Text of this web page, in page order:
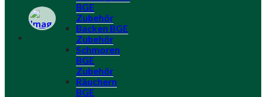
BGE
Zubehör
Backen BGE
Zubehör
Schmoren
BGE
Zubehör
Räuchern
BGE